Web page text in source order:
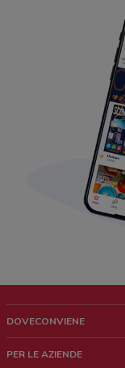
DOVECONVIENE
PER LE AZIENDE